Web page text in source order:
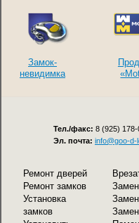
Замок-
невидимка
Тел./факс: 8 (925) 178-
Эл. почта: info@goo-d-
Ремонт дверей
Ремонт замков
Установка
замков